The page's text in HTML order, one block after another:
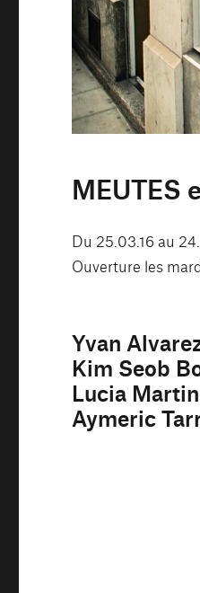
MEUTES
Du 25.03.16 au
Ouverture les
Yvan
Kim Seob
Lucia
Aymeric